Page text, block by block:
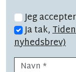
Jeg
Ja tak,
nyhedsbrev)
EKSKLUSIV